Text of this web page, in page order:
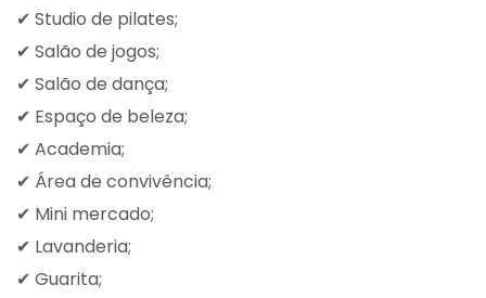
✔ Studio de pilates;
✔ Salão de jogos;
✔ Salão de dança;
✔ Espaço de beleza;
✔ Academia;
✔ Área de convivência;
✔ Mini mercado;
✔ Lavanderia;
✔ Guarita;